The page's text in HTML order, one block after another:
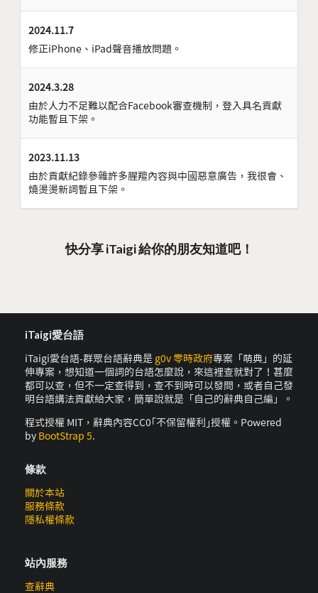
2024.11.7
修正iPhone、iPad聲音播放問題。
2024.3.28
由於人力不足難以配合Facebook審查機制，登入具名貢獻
功能暫且下架。
2023.11.13
由於貢獻紀錄參雜許多腥羶內容與中國惡意廣告，我很會、
燒燙燙新詞暫且下架。
快分享 iTaigi 給你的朋友知道吧！
iTaigi愛台語
iTaigi愛台語-群眾台語辭典是 g0v 零時政府專案「萌典」的延
伸專案，想知道一個詞的台語怎麼說，來這裡查就對了！甚麼
都可以查，但不一定查得到，查不到時可以發問，或者自己發
明台語講法貢獻給大家，簡單說就是「自己的辭典自己編」。
程式授權 MIT，辭典內容CC0｢不保留權利｣授權。Powered
by BootStrap 5.
條款
關於本站
服務條款
隱私權條款
站內服務
查辭典